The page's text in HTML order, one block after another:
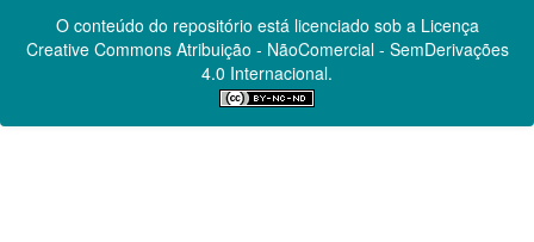
O conteúdo do repositório está licenciado sob a Licença
Creative CommonsAtribuição - NãoComercial - SemDerivações
4.0 Internacional.